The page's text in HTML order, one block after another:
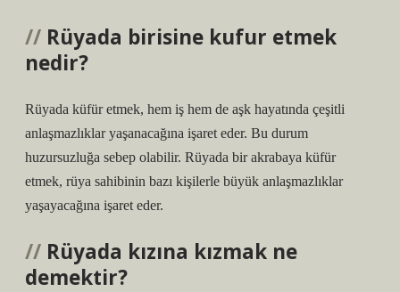
Rüyada birisine kufur etmek
nedir?
Rüyada küfür etmek, hem iş hem de aşk hayatında çeşitli
anlaşmazlıklar yaşanacağına işaret eder. Bu durum
huzursuzluğa sebep olabilir. Rüyada bir akrabaya küfür
etmek, rüya sahibinin bazı kişilerle büyük anlaşmazlıklar
yaşayacağına işaret eder.
Rüyada kızına kızmak ne
demektir?